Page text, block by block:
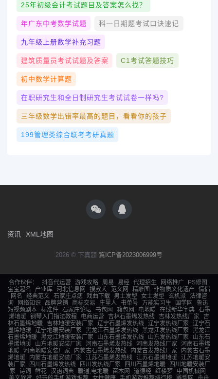
25年初级会计考试题目及答案怎么找？
年广东中考数学试题 科一日期题考试口诀速记
九年级上册数学补充习题
建筑质量员考试试题及答案 C1考试答题技巧
初中数学计算题
在职研究生和全日制研究生考试试卷一样吗?
三年级数学出错率最高的题目，看看你的孩子
199管理类综合联考考研真题
资讯 XML地图
2026 © 下真题 冀ICP备2023006999号
合作伙伴： 抖音代运营 游戏攻略 周易 易经 代理招生 网络推广
PS修图
宝宝起名
产业库 河北信息网 搜救犬 范文网 精雕图 非物质文化遗产
情侣
网名
经典范文 石家庄点痣 戏曲下载 男士发型 女士发型 玄机派
法律咨
询
网络知识 品牌营销 商标交易 庄里人 书单号 万能实习生 国学网
鲁迅
短视频剧本 标准件 石家庄论坛 书包网 箱包网 电地暖 在线新华字典 石墨
烯地暖 钢琴入门指法教程 电商运营 吉林石墨烯发热线 吉林发热线厂家
吉
林石墨烯地暖
吉林地暖安装厂家 辽宁石墨烯发热线 辽宁发热线厂家
辽宁石
墨烯地暖 辽宁地暖安装厂家 黑龙江石墨烯发热线 黑龙江发热线厂家
黑龙江
石墨烯地暖 黑龙江地暖安装厂家 山东石墨烯发热线 山东发热线厂家
山东石
墨烯地暖
山东地暖安装厂家 河南石墨烯发热线 河南发热线厂家
河南石墨烯
地暖 河南地暖安装厂家 内蒙古石墨烯发热线 内蒙古发热线厂家
内蒙古石墨
烯地暖
内蒙古地暖安装厂家 江苏石墨烯发热线 江苏石墨烯地暖
江苏地暖安
装厂家
四川石墨烯发热线 四川发热线厂家 四川石墨烯地暖
四川地暖安装厂
家
诗词 鲜花 汉语词典 暖通,电地暖 苗木网 道德经 红楼梦
中国机械网